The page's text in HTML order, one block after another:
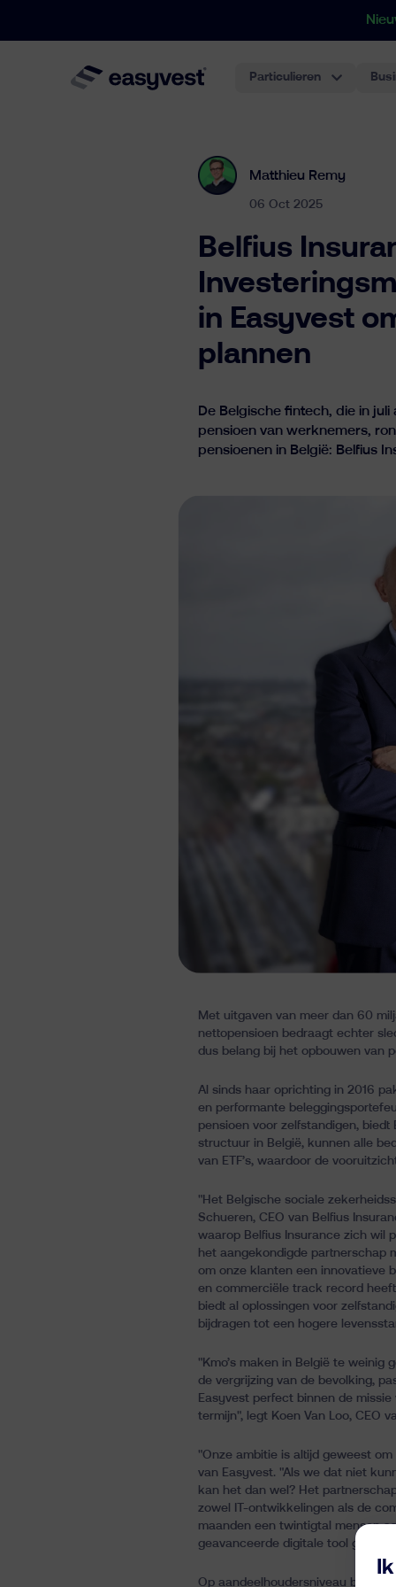
Particulieren
Matthieu Remy
06 Oct 2025
Belfius
in Easyvest
plannen
De Belgische fintech, die in
pensioen van werknemers,
pensioenen in België: Belfius
Met uitgaven van meer dan 60
nettopensioen bedraagt echter
dus belang bij het opbouwen van
Al sinds haar oprichting in 2016
en performante
pensioen voor zelfstandigen,
structuur in België, kunnen alle
van ETF’s, waardoor de
"Het Belgische sociale
Schueren, CEO van Belfius
waarop Belfius Insurance zich wil
het aangekondigde partnerschap
om onze klanten een innovatieve
en commerciële track record
biedt al oplossingen voor
bijdragen tot een hogere
"Kmo’s maken in België te weinig
de vergrijzing van de bevolking,
Easyvest perfect binnen de
termijn", legt Koen Van Loo, CEO
"Onze ambitie is altijd geweest
van Easyvest. "Als we dat niet
kan het dan wel? Het
zowel IT-ontwikkelingen als de
maanden een twintigtal mensen
geavanceerde digitale tool
Op aandeelhoudersniveau